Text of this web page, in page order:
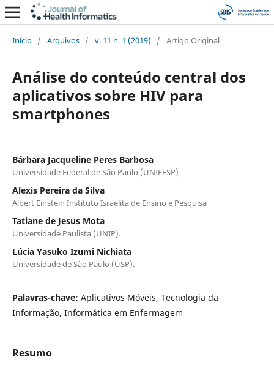
Início / Arquivos / v. 11 n. 1 (2019) / Artigo Original
Análise do conteúdo central dos
aplicativos sobre HIV para
smartphones
Bárbara Jacqueline Peres Barbosa
Universidade Federal de São Paulo (UNIFESP)
Alexis Pereira da Silva
Albert Einstein Instituto Israelita de Ensino e Pesquisa
Tatiane de Jesus Mota
Universidade Paulista (UNIP).
Lúcia Yasuko Izumi Nichiata
Universidade de São Paulo (USP).
Palavras-chave: Aplicativos Móveis, Tecnologia da
Informação, Informática em Enfermagem
Resumo